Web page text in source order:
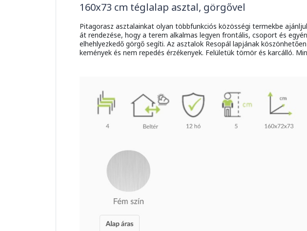
160x73 cm téglalap asztal, görgővel
Pitagorasz asztalainkat olyan többfunkciós közösségi termekbe
át rendezése, hogy a terem alkalmas legyen frontális, csoport és
elhehlyezkedő görgő segíti. Az asztalok Resopál lapjának
kemények és nem repedés érzékenyek. Felületük tömör és karcálló.